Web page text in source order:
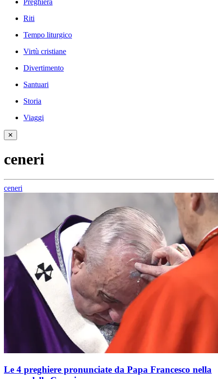
Preghiera
Riti
Tempo liturgico
Virtù cristiane
Divertimento
Santuari
Storia
Viaggi
✕
ceneri
ceneri
Le 4 preghiere pronunciate da Papa Francesco nella